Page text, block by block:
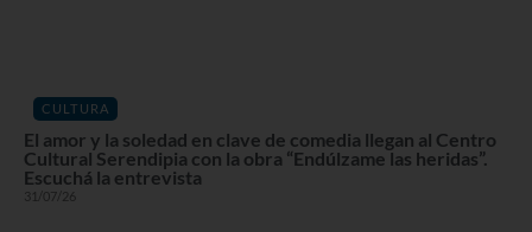
CULTURA
El amor y la soledad en clave de comedia llegan al Centro
Cultural Serendipia con la obra “Endúlzame las heridas”.
Escuchá la entrevista
31/07/26